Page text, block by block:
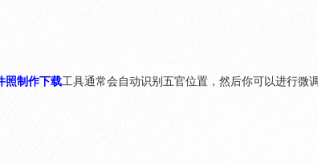
照制作下载工具通常会自动识别五官位置，然后你可以进行微